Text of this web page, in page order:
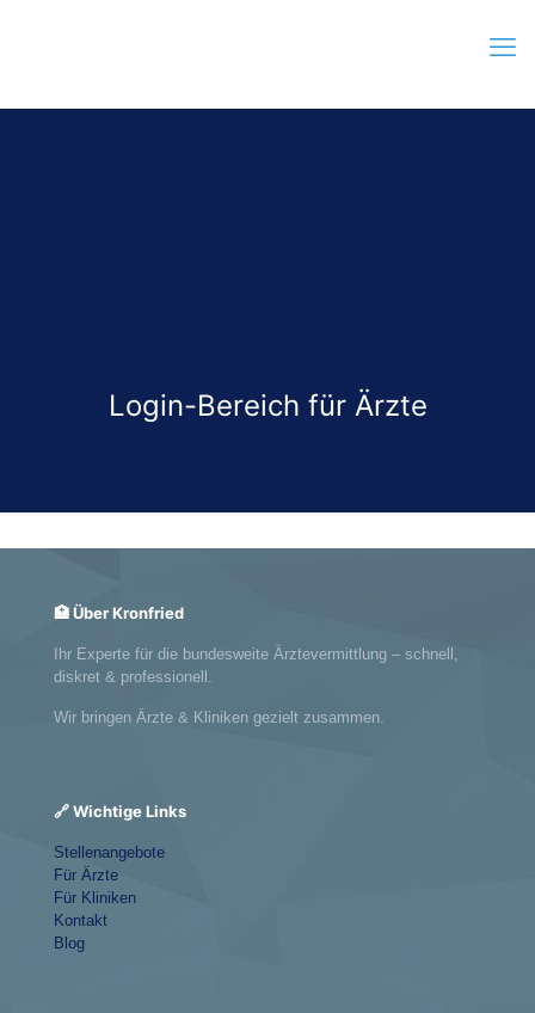
Login-Bereich für Ärzte
🏥 Über Kronfried
Ihr Experte für die bundesweite Ärztevermittlung – schnell,
diskret & professionell.
Wir bringen Ärzte & Kliniken gezielt zusammen.
🔗 Wichtige Links
Stellenangebote
Für Ärzte
Für Kliniken
Kontakt
Blog